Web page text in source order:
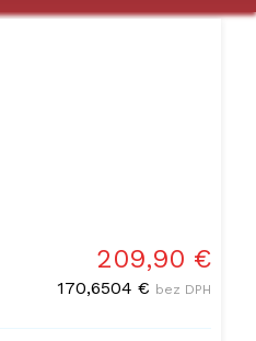
209,90 €
170,6504 € bez DPH